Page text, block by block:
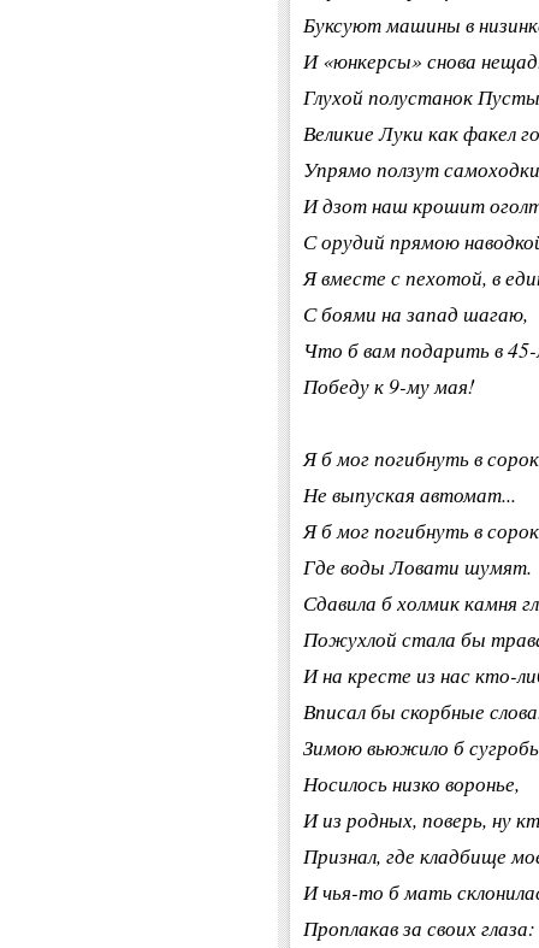
Буксуют машины в
И «юнкерсы» снова
Глухой полустанок
Великие Луки как факел
Упрямо ползут
И дзот наш крошит
С орудий прямою
Я вместе с пехотой, в
С боями на запад шагаю,
Что б вам подарить в
Победу к 9-му мая!
Я б мог погибнуть в
Не выпуская автомат...
Я б мог погибнуть в
Где воды Ловати шумят.
Сдавила б холмик камня
Пожухлой стала бы
И на кресте из нас кто-
Вписал бы скорбные
Зимою вьюжило б
Носилось низко воронье,
И из родных, поверь, ну
Признал, где кладбище
И чья-то б мать
Проплакав за своих глаза: